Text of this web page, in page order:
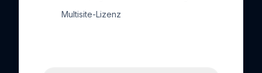
Multisite-Lizenz